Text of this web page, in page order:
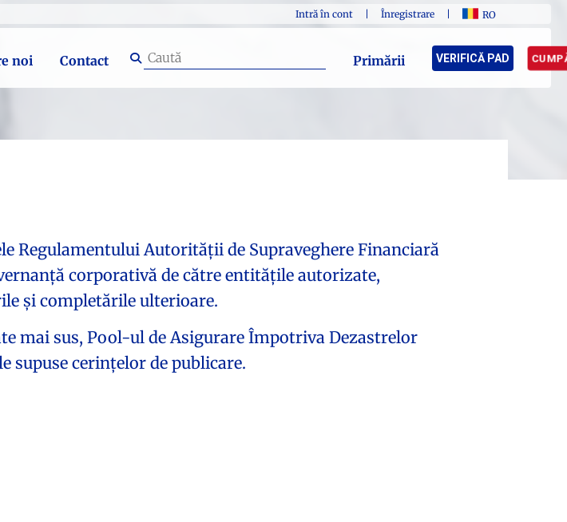
Intră în cont Înregistrare RO
noi Contact Primării VERIFICĂ PAD
Regulamentului Autorității de Supraveghere Financiară
corporativă de către entitățile autorizate,
și completările ulterioare.
mai sus, Pool-ul de Asigurare Împotriva Dezastrelor
supuse cerințelor de publicare.